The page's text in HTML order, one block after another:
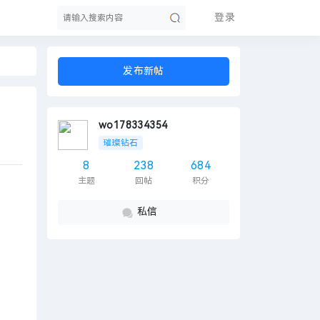
登录
发布新帖
wo178334354
璀璨钻石
8
主题
238
回帖
684
积分
私信